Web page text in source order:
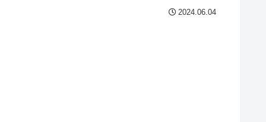
2024.06.04